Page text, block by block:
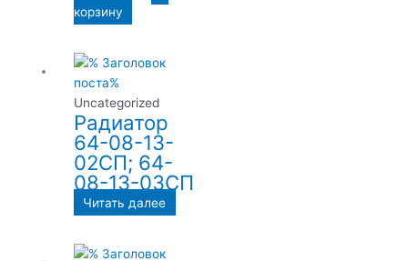
корзину
Uncategorized
Радиатор
64-08-13-
02СП; 64-
08-13-03СП
Читать далее